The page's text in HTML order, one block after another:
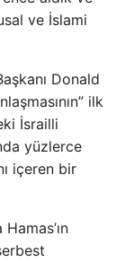
ve İslami
Donald
ilk
İsrailli
yüzlerce
içeren bir